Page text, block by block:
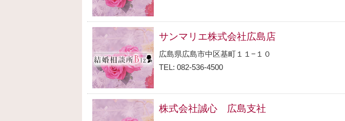
サンマリエ株式会社広島店
広島県広島市中区基町１１−１０
TEL: 082-536-4500
株式会社誠心 広島支社